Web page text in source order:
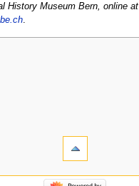
History Museum Bern, online at
.